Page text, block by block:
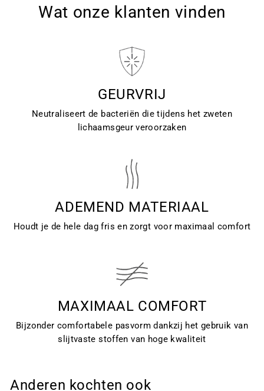
Wat onze klanten vinden
GEURVRIJ
Neutraliseert de bacteriën die tijdens het zweten
lichaamsgeur veroorzaken
ADEMEND MATERIAAL
Houdt je de hele dag fris en zorgt voor maximaal comfort
MAXIMAAL COMFORT
Bijzonder comfortabele pasvorm dankzij het gebruik van
slijtvaste stoffen van hoge kwaliteit
Anderen kochten ook